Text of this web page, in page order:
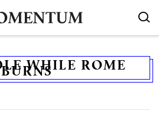
WHILE ROME
BURNS